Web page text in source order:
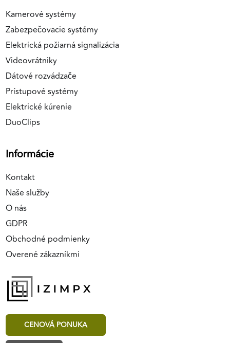
Kamerové systémy
Zabezpečovacie systémy
Elektrická požiarná signalizácia
Videovrátniky
Dátové rozvádzače
Prístupové systémy
Elektrické kúrenie
DuoClips
Informácie
Kontakt
Naše služby
O nás
GDPR
Obchodné podmienky
Overené zákazníkmi
CENOVÁ PONUKA